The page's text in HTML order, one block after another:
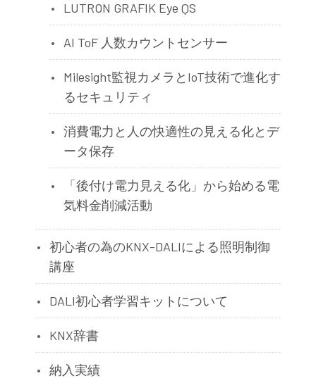
LUTRON GRAFIK Eye QS
AI ToF 人数カウントセンサー
Milesight監視カメラとIoT技術で進化す
るセキュリティ
消費電力と人の快適性の見える化とデ
ータ保存
「後付け電力見える化」から始める電
気料金削減活動
初心者の為のKNX-DALIによる照明制御
講座
DALI初心者学習キットについて
KNX辞書
納入実績